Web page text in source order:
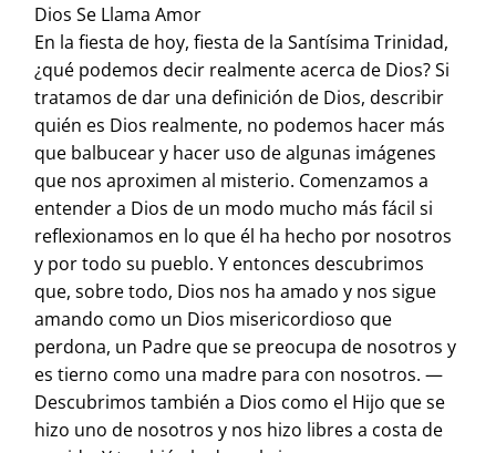
Dios Se Llama Amor
En la fiesta de hoy, fiesta de la Santísima Trinidad,
¿qué podemos decir realmente acerca de Dios? Si
tratamos de dar una definición de Dios, describir
quién es Dios realmente, no podemos hacer más
que balbucear y hacer uso de algunas imágenes
que nos aproximen al misterio. Comenzamos a
entender a Dios de un modo mucho más fácil si
reflexionamos en lo que él ha hecho por nosotros
y por todo su pueblo. Y entonces descubrimos
que, sobre todo, Dios nos ha amado y nos sigue
amando como un Dios misericordioso que
perdona, un Padre que se preocupa de nosotros y
es tierno como una madre para con nosotros. —
Descubrimos también a Dios como el Hijo que se
hizo uno de nosotros y nos hizo libres a costa de